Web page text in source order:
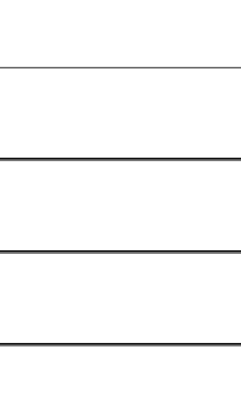
и самостоятельно